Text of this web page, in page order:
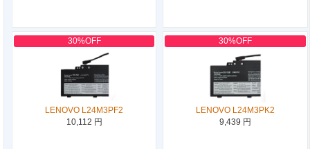
30%OFF
LENOVO L24M3PF2
10,112 円
30%OFF
LENOVO L24M3PK2
9,439 円